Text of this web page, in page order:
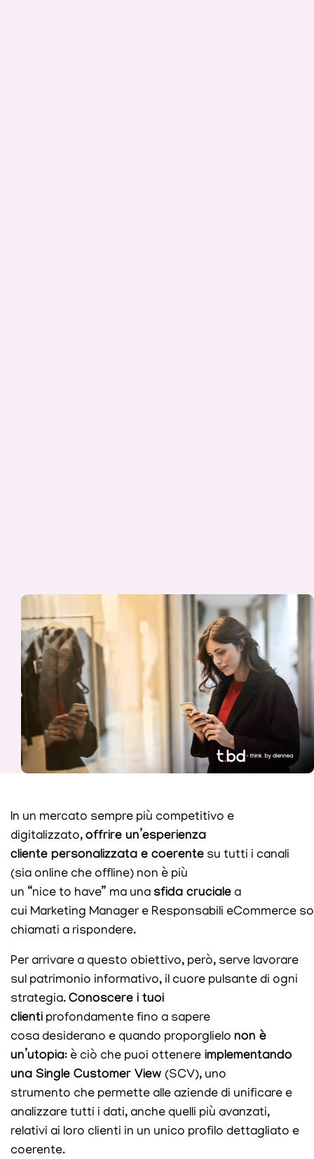
In un mercato sempre più competitivo e
digitalizzato, offrire un’esperienza
cliente personalizzata e coerente su tutti i canali
(sia online che offline) non è più
un “nice to have” ma una sfida cruciale a
cui Marketing Manager e Responsabili eCommerce
chiamati a rispondere.
Per arrivare a questo obiettivo, però, serve lavorare
sul patrimonio informativo, il cuore pulsante di ogni
strategia. Conoscere i tuoi
clienti profondamente fino a sapere
cosa desiderano e quando proporglielo non è
un’utopia: è ciò che puoi ottenere implementando
una Single Customer View (SCV), uno
strumento che permette alle aziende di unificare e
analizzare tutti i dati, anche quelli più avanzati,
relativi ai loro clienti in un unico profilo dettagliato e
coerente.